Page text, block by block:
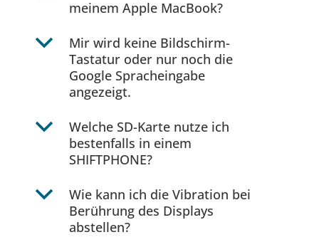
meinem Apple MacBook?
b
Mir wird keine Bildschirm-
Tastatur oder nur noch die
Google Spracheingabe
angezeigt.
b
Welche SD-Karte nutze ich
bestenfalls in einem
SHIFTPHONE?
b
Wie kann ich die Vibration bei
Berührung des Displays
abstellen?